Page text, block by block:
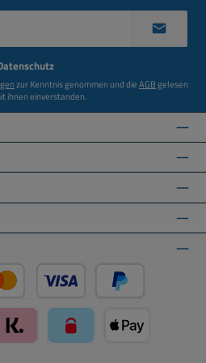
zur Kenntnis genommen und dieAGBgelesen
ihnen einverstanden.
Kredit- oder Debitkarte über PayPal